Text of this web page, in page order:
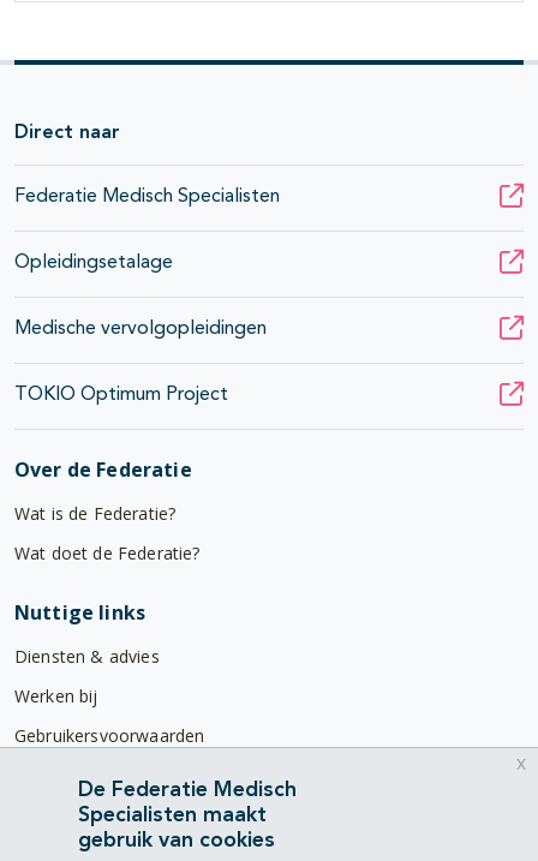
Direct naar
Federatie Medisch Specialisten
Opleidingsetalage
Medische vervolgopleidingen
TOKIO Optimum Project
Over de Federatie
Wat is de Federatie?
Wat doet de Federatie?
Nuttige links
Diensten & advies
Werken bij
Gebruikersvoorwaarden
Privacyverklaring
Contact
De Federatie Medisch
Specialisten maakt
gebruik van cookies
x